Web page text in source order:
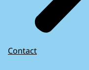
Contact